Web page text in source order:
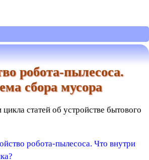
робота-пылесоса.
сбора мусора
статей об устройстве бытового
робота-пылесоса. Что внутри